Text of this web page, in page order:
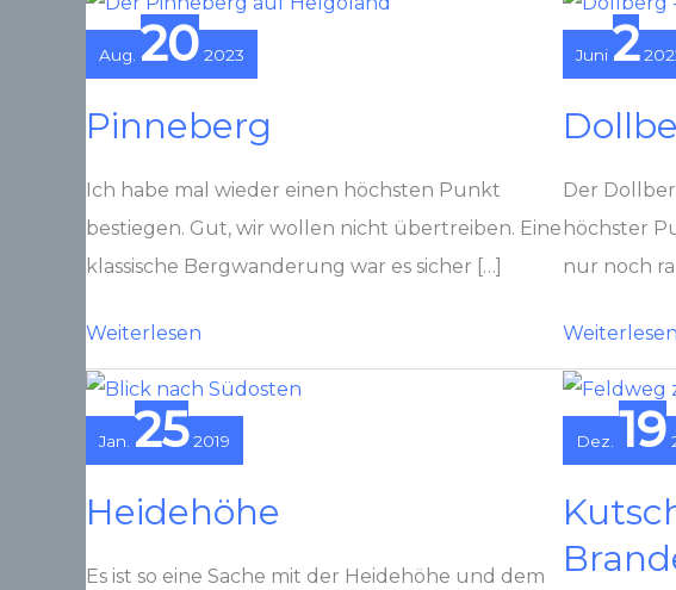
Aug. 20 2023
Pinneberg
Ich habe mal wieder einen höchsten Punkt
bestiegen. Gut, wir wollen nicht übertreiben. Eine
klassische Bergwanderung war es sicher […]
Pinneberg
Weiterlesen
Juni 2
Der
höchster
nur noch
Dollberg
Weiterlesen
Jan. 25 2019
Heidehöhe
Es ist so eine Sache mit der Heidehöhe und dem
Dez. 19